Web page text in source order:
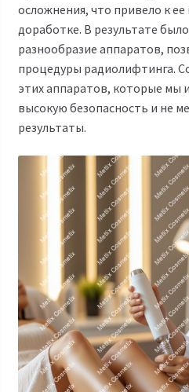
осложнения, что привело к
доработке. В результате
разнообразие аппаратов,
процедуры радиолифтинга.
этих аппаратов, которые мы
высокую безопасность и не
результаты.